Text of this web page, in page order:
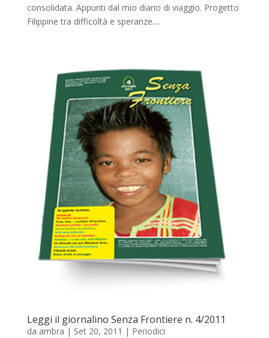
consolidata. Appunti dal mio diario di viaggio. Progetto
Filippine tra difficoltà e speranze....
Leggi il giornalino Senza Frontiere n. 4/2011
da ambra | Set 20, 2011 | Periodici